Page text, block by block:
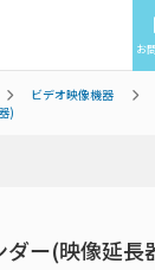
お
ビデオ映像機器
)
ダー(映像延長